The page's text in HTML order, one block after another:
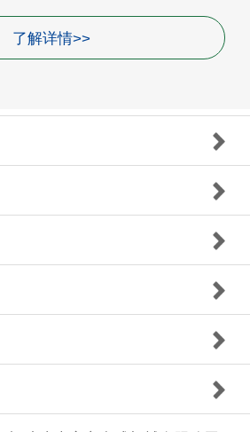
了解详情>>